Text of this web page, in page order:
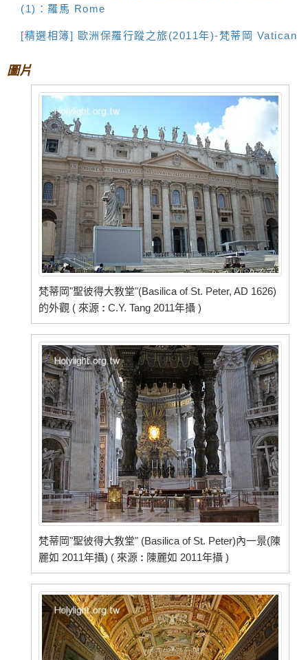
(1)：羅馬 Rome
[精選相簿] 歐洲保羅行蹤之旅(2011年)-梵蒂岡 Vatican
圖片
梵蒂岡"聖彼得大教堂"(Basilica of St. Peter, AD 1626)
的外觀 ( 來源 : C.Y. Tang 2011年攝 )
梵蒂岡"聖彼得大教堂" (Basilica of St. Peter)內一景(陳
麗如 2011年攝) ( 來源 : 陳麗如 2011年攝 )